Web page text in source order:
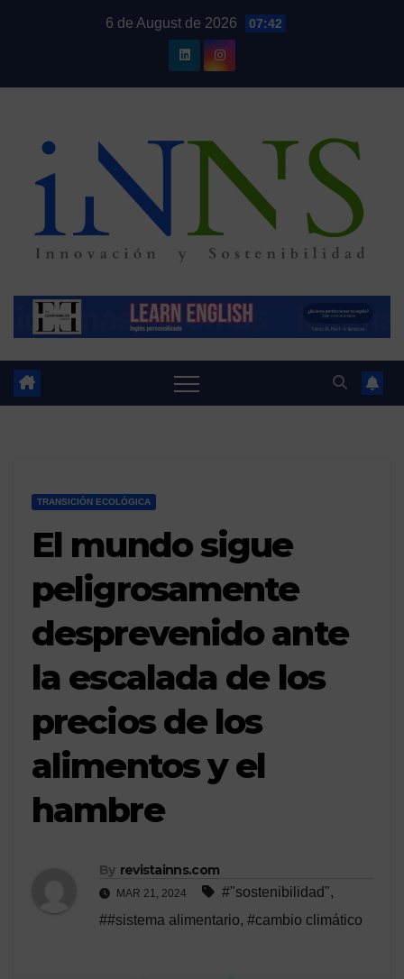
6 de August de 2026 07:42
TRANSICIÓN ECOLÓGICA
El mundo sigue
peligrosamente
desprevenido ante
la escalada de los
precios de los
alimentos y el
hambre
By revistainns.com
MAR 21, 2024 #"sostenibilidad",
##sistema alimentario, #cambio climático